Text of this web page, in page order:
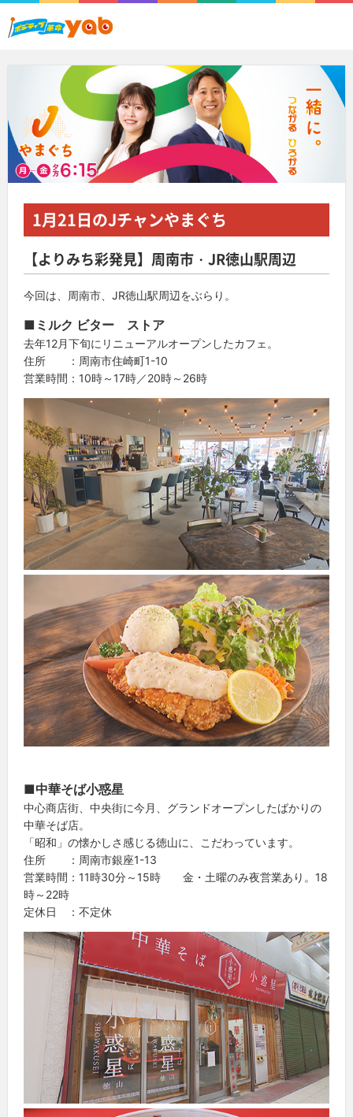
1月21日のJチャンやまぐち
【よりみち彩発見】周南市・JR徳山駅周辺
今回は、周南市、JR徳山駅周辺をぶらり。
■ ミルク ビター ストア
去年12月下旬にリニューアルオープンしたカフェ。
住所 ：周南市住崎町1-10
営業時間：10時～17時／20時～26時
■中華そば小惑星
中心商店街、中央街に今月、グランドオープンしたばかりの
中華そば店。
「昭和」の懐かしさ感じる徳山に、こだわっています。
住所 ：周南市銀座1-13
営業時間：11時30分～15時 金・土曜のみ夜営業あり。18
時～22時
定休日 ：不定休